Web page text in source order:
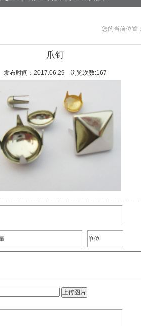
您的当前位置：
爪钉
发布时间：2017.06.29 浏览次数:167